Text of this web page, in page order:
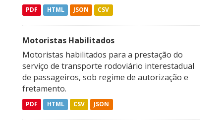
PDF HTML JSON CSV
Motoristas Habilitados
Motoristas habilitados para a prestação do
serviço de transporte rodoviário interestadual
de passageiros, sob regime de autorização e
fretamento.
PDF HTML CSV JSON